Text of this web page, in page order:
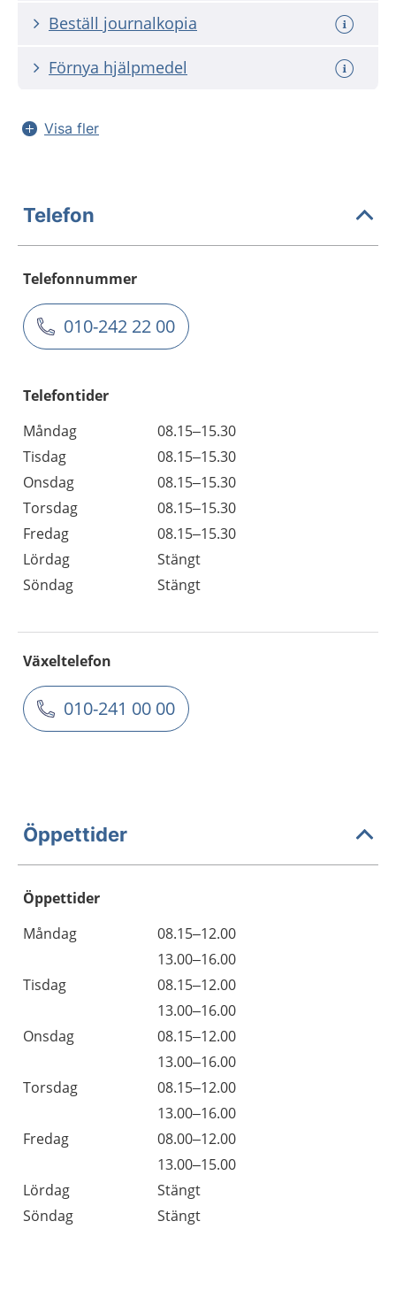
Beställ journalkopia
Förnya hjälpmedel
Visa fler
Telefon
Telefonnummer
010-242 22 00
Telefontider
Måndag
08.15–15.30
Tisdag
08.15–15.30
Onsdag
08.15–15.30
Torsdag
08.15–15.30
Fredag
08.15–15.30
Lördag
Stängt
Söndag
Stängt
Växeltelefon
010-241 00 00
Öppettider
Öppettider
Dag
Öppettider
Kommentarer
Måndag
08.15–12.00
13.00–16.00
Tisdag
08.15–12.00
13.00–16.00
Onsdag
08.15–12.00
13.00–16.00
Torsdag
08.15–12.00
13.00–16.00
Fredag
08.00–12.00
13.00–15.00
Lördag
Stängt
Söndag
Stängt